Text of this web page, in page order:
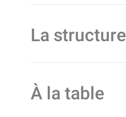
La structure
À la table